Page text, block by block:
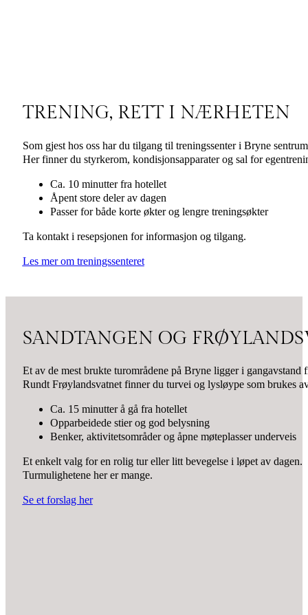
TRENING, RETT I NÆRHETEN
Som gjest hos oss har du tilgang til treningssenter i Bryne
Her finner du styrkerom, kondisjonsapparater og sal for
Ca. 10 minutter fra hotellet
Åpent store deler av dagen
Passer for både korte økter og lengre treningsøkter
Ta kontakt i resepsjonen for informasjon og tilgang.
Les mer om treningssenteret
SANDTANGEN OG
Et av de mest brukte turområdene på Bryne ligger i
Rundt Frøylandsvatnet finner du turvei og lysløype som brukes
Ca. 15 minutter å gå fra hotellet
Opparbeidede stier og god belysning
Benker, aktivitetsområder og åpne møteplasser underveis
Et enkelt valg for en rolig tur eller litt bevegelse i løpet av dagen.
Turmulighetene her er mange.
Se et forslag her